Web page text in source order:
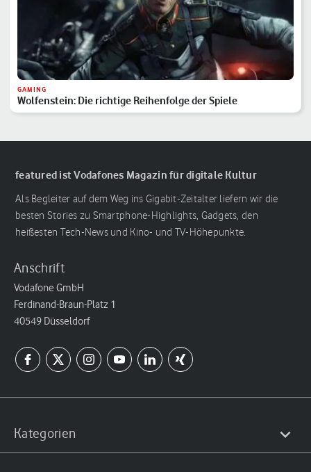
GAMING
Wolfenstein: Die richtige Reihenfolge der Spiele
featured ist Vodafones Magazin für digitale Kultur
Als Begleiter auf dem Weg ins Gigabit-Zeitalter liefern wir die
besten Stories zu Smartphone-Highlights, Gadgets, den
heißesten Tech-News und Kino- und TV-Höhepunkte.
Anschrift
Vodafone GmbH
Ferdinand-Braun-Platz 1
40549 Düsseldorf
Kategorien